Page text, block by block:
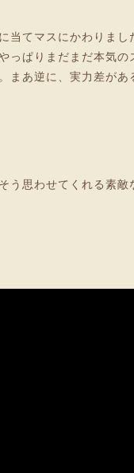
当てマスにかわりま
ぱりまだまだ本気
あ逆に、実力差があ
思わせてくれる素敵